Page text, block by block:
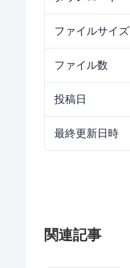
ファイルサイズ
ファイル数
投稿日
最終更新日時
関連記事